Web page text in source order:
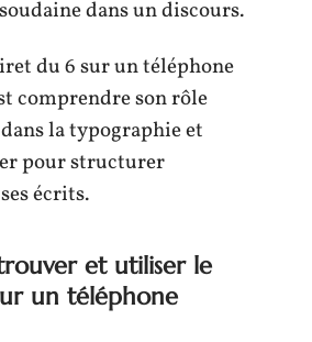
dans un discours.
du 6 sur un téléphone
comprendre son rôle
la typographie et
pour structurer
écrits.
et utiliser le
un téléphone